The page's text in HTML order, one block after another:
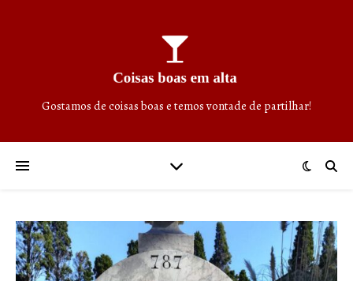
Gostamos de coisas boas e temos vontade de partilhar!